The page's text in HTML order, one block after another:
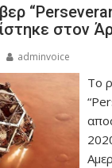
στον
adminvoice
Το